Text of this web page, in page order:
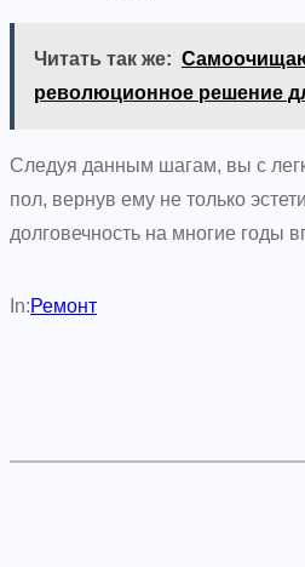
Читать так же:
революционное решение
Следуя данным шагам, вы с
пол, вернув ему не только
долговечность на многие годы
In:Ремонт